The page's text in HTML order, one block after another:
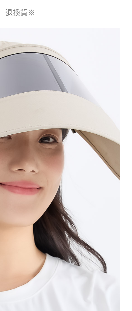
退換貨※